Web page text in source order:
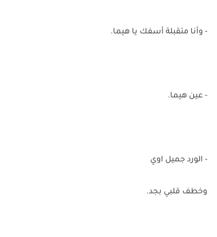
- وأنا متقبلة أسفك يا هيما.
- عين هيما.
- الورد جميل اوي
وخطف قلبي بجد.